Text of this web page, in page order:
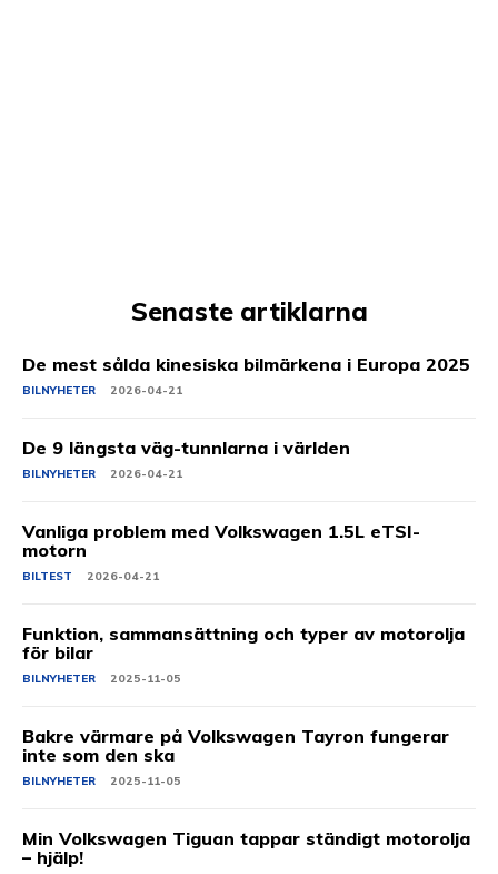
Senaste artiklarna
De mest sålda kinesiska bilmärkena i Europa 2025
BILNYHETER 2026-04-21
De 9 längsta väg-tunnlarna i världen
BILNYHETER 2026-04-21
Vanliga problem med Volkswagen 1.5L eTSI-
motorn
BILTEST 2026-04-21
Funktion, sammansättning och typer av motorolja
för bilar
BILNYHETER 2025-11-05
Bakre värmare på Volkswagen Tayron fungerar
inte som den ska
BILNYHETER 2025-11-05
Min Volkswagen Tiguan tappar ständigt motorolja
– hjälp!